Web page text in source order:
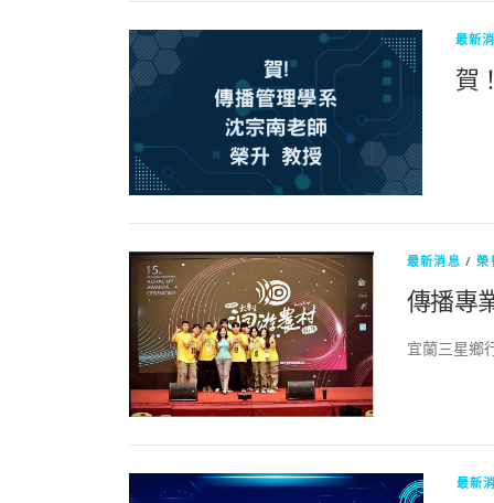
最新
賀
最新消息 /榮
傳播專
宜蘭三星鄉
最新